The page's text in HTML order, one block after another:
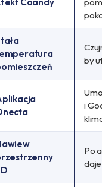
by
i
Po